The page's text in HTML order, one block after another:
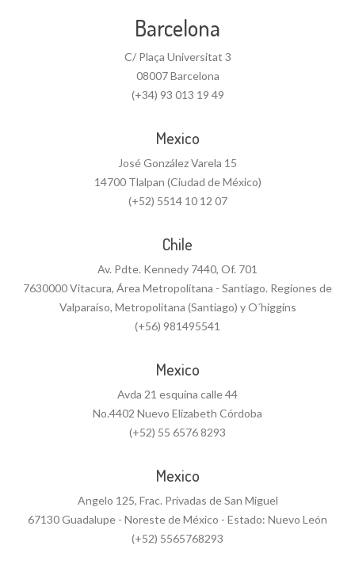
Barcelona
C/ Plaça Universitat 3
08007 Barcelona
(+34) 93 013 19 49
Mexico
José González Varela 15
14700 Tlalpan (Ciudad de México)
(+52) 5514 10 12 07
Chile
Av. Pdte. Kennedy 7440, Of. 701
7630000 Vitacura, Área Metropolitana - Santiago. Regiones de
Valparaíso, Metropolitana (Santiago) y O´higgins
(+56) 981495541
Mexico
Avda 21 esquina calle 44
No.4402 Nuevo Elizabeth Córdoba
(+52) 55 6576 8293
Mexico
Angelo 125, Frac. Privadas de San Miguel
67130 Guadalupe - Noreste de México - Estado: Nuevo León
(+52) 5565768293